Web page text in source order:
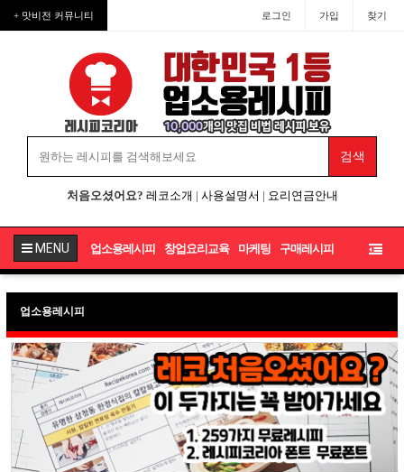
+ 맛비전 커뮤니티 로그인 가입 찾기
처음오셨어요? 레코소개 | 사용설명서 | 요리연금안내
MENU 업소용레시피 창업요리교육 마케팅 구매레시피
업소용레시피